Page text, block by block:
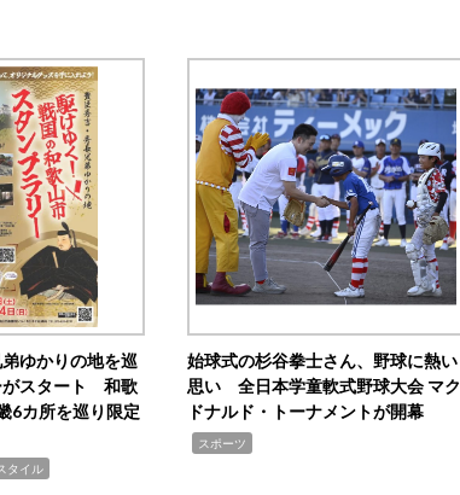
ゆかりの地を巡
がスタート 和歌
6カ所を巡り限定
タイル
始球式の杉谷拳士さん、野球に熱い
思い 全日本学童軟式野球大会 マク
ドナルド・トーナメントが開幕
スポーツ